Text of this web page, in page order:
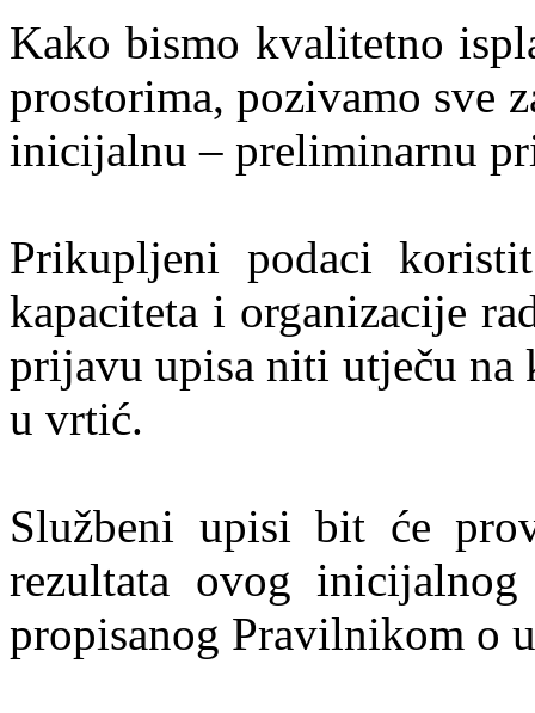
Kako bismo kvalitetno
prostorima, pozivamo sve
inicijalnu – preliminarnu
Prikupljeni podaci
kapaciteta i organizacije
prijavu upisa niti utječu na
u vrtić.
Službeni upisi bit će
rezultata ovog
propisanog Pravilnikom o